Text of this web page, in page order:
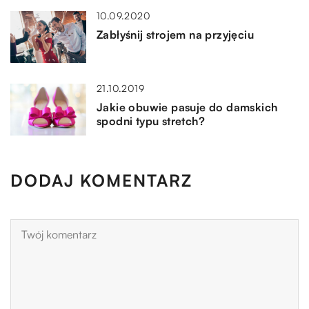
10.09.2020
Zabłyśnij strojem na przyjęciu
21.10.2019
Jakie obuwie pasuje do damskich
spodni typu stretch?
DODAJ KOMENTARZ